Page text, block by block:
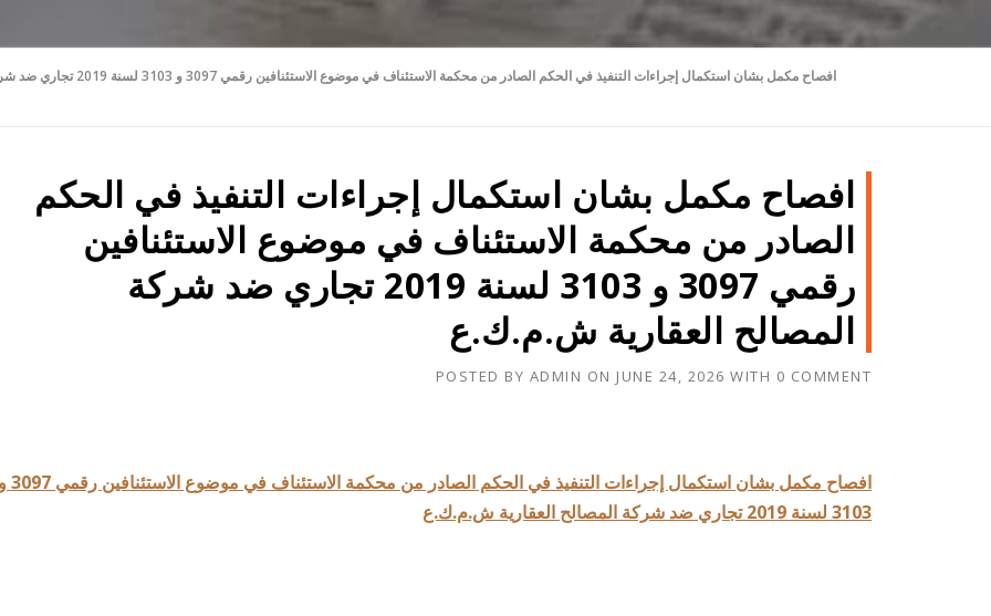
افصاح مكمل بشان استكمال إجراءات التنفيذ في الحكم الصادر من
افصاح مكمل بشان استكمال إجراءات التنفيذ في الحكم
الصادر من محكمة الاستئناف في موضوع الاستئنافين
رقمي 3097 و 3103 لسنة 2019 تجاري ضد شركة
المصالح العقارية ش.م.ك.ع
POSTED BY ADMIN ON JUNE 24, 2026 WITH 0 COMMENT
افصاح مكمل بشان استكمال إجراءات التنفيذ في الحكم الصادر من محكمة الاستئناف في موضوع الاستئنافين رقمي 3097 و
3103 لسنة 2019 تجاري ضد شركة المصالح العقارية ش.م.ك.ع